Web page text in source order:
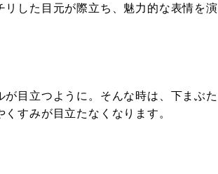
した目元が際立ち、魅力的な表情を演
目立つように。そんな時は、下まぶた
すみが目立たなくなります。